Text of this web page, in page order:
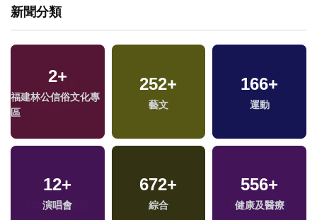
新聞分類
2+
福建林公信俗文化專
區
252+
藝文
166+
運動
12+
演唱會
672+
綜合
556+
健康及醫療